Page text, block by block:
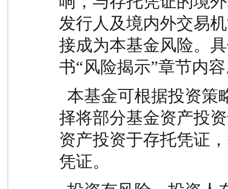
发行人及境内外交易
接成为本基金风险。
书“风险揭示”章节内
择将部分基金资产投
资产投资于存托凭证
凭证。